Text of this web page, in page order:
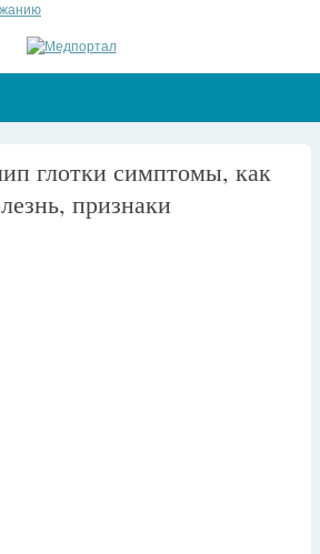
глотки симптомы, как
признаки